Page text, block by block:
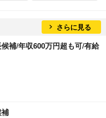
さらに見る
補/年収600万円超も可/有給